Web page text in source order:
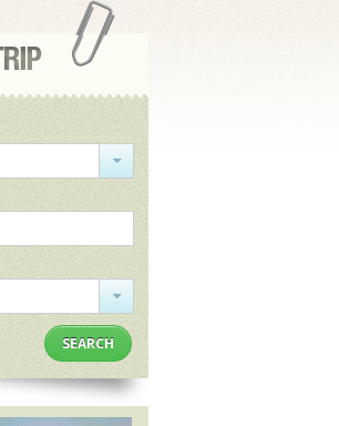
SEARCH